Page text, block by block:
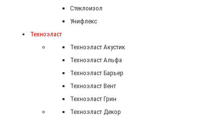
Стеклоизол
Унифлекс
Техноэласт
Техноэласт Акустик
Техноэласт Альфа
Техноэласт Барьер
Техноэласт Вент
Техноэласт Грин
Техноэласт Декор